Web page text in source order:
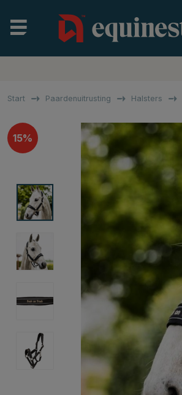
Start Paardenuitrusting Halsters
15%